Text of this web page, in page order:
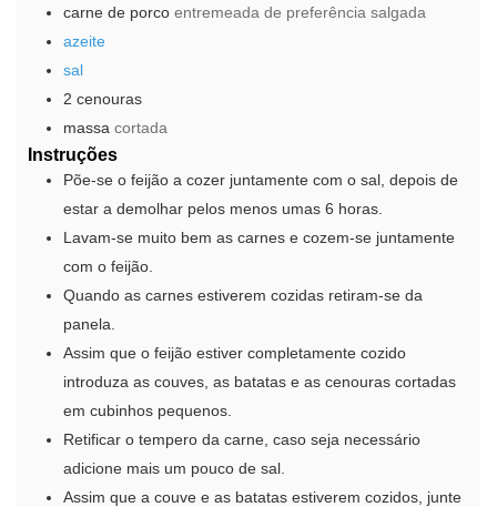
carne de porco entremeada de preferência salgada
azeite
sal
2 cenouras
massa cortada
Instruções
Põe-se o feijão a cozer juntamente com o sal, depois de
estar a demolhar pelos menos umas 6 horas.
Lavam-se muito bem as carnes e cozem-se juntamente
com o feijão.
Quando as carnes estiverem cozidas retiram-se da
panela.
Assim que o feijão estiver completamente cozido
introduza as couves, as batatas e as cenouras cortadas
em cubinhos pequenos.
Retificar o tempero da carne, caso seja necessário
adicione mais um pouco de sal.
Assim que a couve e as batatas estiverem cozidos, junte